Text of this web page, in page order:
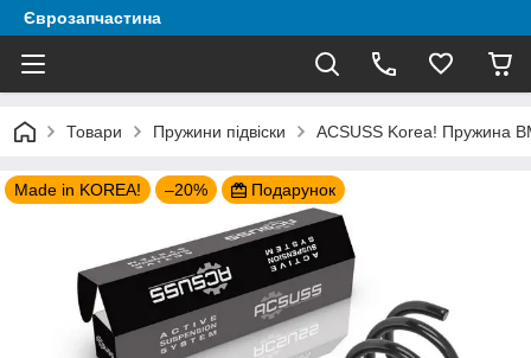
Єврозапчастина
Товари Пружини підвіски ACSUSS Korea! Пружина
Made in KOREA! –20% Подарунок